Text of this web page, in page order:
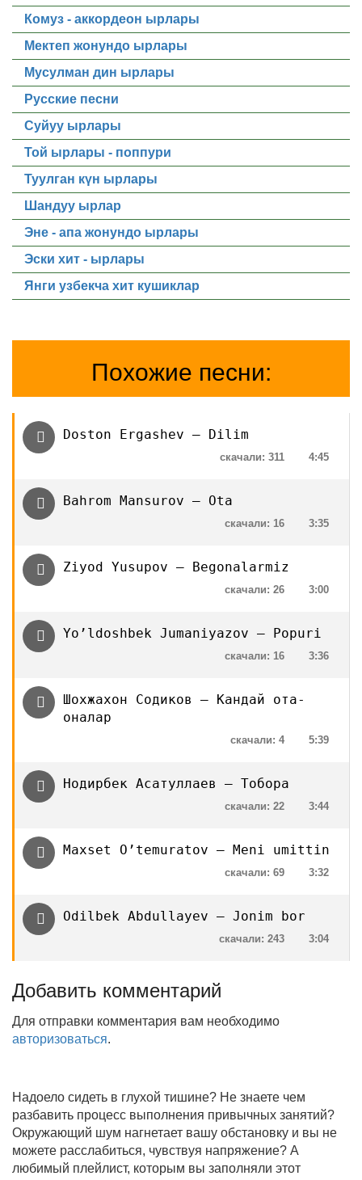
Комуз - аккордеон ырлары
Мектеп жонундо ырлары
Мусулман дин ырлары
Русские песни
Суйуу ырлары
Той ырлары - поппури
Туулган күн ырлары
Шандуу ырлар
Эне - апа жонундо ырлары
Эски хит - ырлары
Янги узбекча хит кушиклар
Похожие песни:
Doston Ergashev — Dilim
4:45
скачали: 311
Bahrom Mansurov — Ota
3:35
скачали: 16
Ziyod Yusupov — Begonalarmiz
3:00
скачали: 26
Yo’ldoshbek Jumaniyazov — Popuri
3:36
скачали: 16
Шохжахон Содиков — Кандай ота-
оналар
5:39
скачали: 4
Нодирбек Асатуллаев — Тобора
3:44
скачали: 22
Maxset O’temuratov — Meni umittin
3:32
скачали: 69
Odilbek Abdullayev — Jonim bor
3:04
скачали: 243
Добавить комментарий
Для отправки комментария вам необходимо
авторизоваться.
Надоело сидеть в глухой тишине? Не знаете чем
разбавить процесс выполнения привычных занятий?
Окружающий шум нагнетает вашу обстановку и вы не
можете расслабиться, чувствуя напряжение? А
любимый плейлист, которым вы заполняли этот